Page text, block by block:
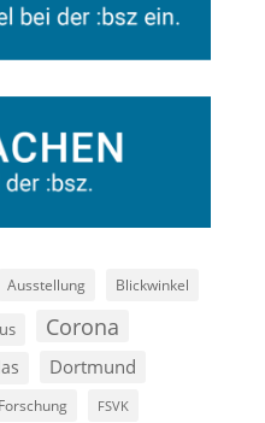
Ausstellung Blickwinkel
Corona
Dortmund
Forschung FSVK